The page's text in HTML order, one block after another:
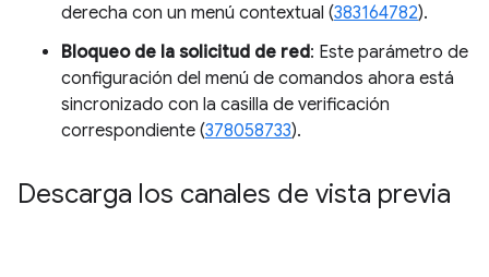
derecha con un menú contextual (383164782).
Bloqueo de la solicitud de red: Este parámetro de
configuración del menú de comandos ahora está
sincronizado con la casilla de verificación
correspondiente (378058733).
Descarga los canales de vista previa